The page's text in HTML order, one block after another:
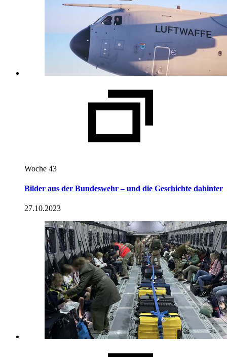
Woche 43
Bilder aus der Bundeswehr – und die Geschichte dahinter
27.10.2023